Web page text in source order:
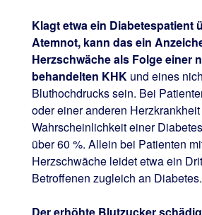
Klagt etwa ein Diabetespatient
Atemnot, kann das ein
Herzschwäche als Folge einer
behandelten KHKund eines
Bluthochdrucks sein. Bei
oder einer anderen
Wahrscheinlichkeit einer
über 60 %. Allein bei Patienten
Herzschwäche leidet etwa ein
Betroffenen zugleich an Diabetes.
Der erhöhte Blutzucker